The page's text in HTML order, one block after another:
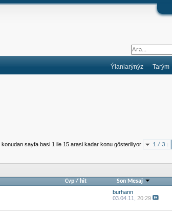
Tarým
Ýlanlarýnýz
1 / 3 :
konudan sayfa basi 1 ile 15 arasi kadar konu gösteriliyor
Cvp / hit Son Mesaj
burhann
03.04.11, 20:29